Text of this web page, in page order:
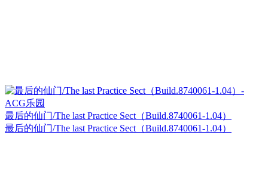
最后的仙门/The last Practice Sect（Build.8740061-1.04）
最后的仙门/The last Practice Sect（Build.8740061-1.04）